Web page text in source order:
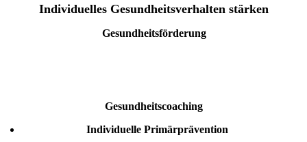
Individuelles Gesundheitsverhalten stärken
Gesundheitsförderung
Gesundheitscoaching
Individuelle Primärprävention